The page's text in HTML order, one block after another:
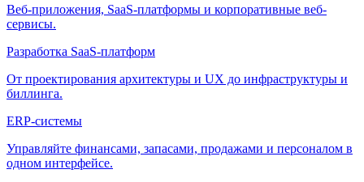
Веб-приложения, SaaS-платформы и корпоративные веб-
сервисы.
Разработка SaaS-платформ
От проектирования архитектуры и UX до инфраструктуры и
биллинга.
ERP-системы
Управляйте финансами, запасами, продажами и персоналом в
одном интерфейсе.